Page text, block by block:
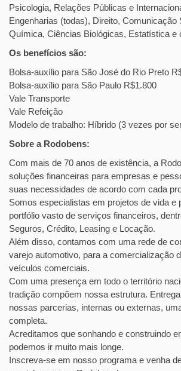
Psicologia, Relações Públicas e
Engenharias (todas), Direito, Comunicação
Química, Ciências Biológicas, Estatística e
Os benefícios são:
Bolsa-auxílio para São José do Rio Preto
Bolsa-auxílio para São Paulo R$1.800
Vale Transporte
Vale Refeição
Modelo de trabalho: Híbrido (3 vezes por
Sobre a Rodobens:
Com mais de 70 anos de existência, a
soluções financeiras para empresas e
suas necessidades de acordo com cada
Somos especialistas em projetos de vida e
portfólio vasto de serviços financeiros,
Seguros, Crédito, Leasing e Locação.
Além disso, contamos com uma rede de
varejo automotivo, para a comercialização
veículos comerciais.
Com uma presença em todo o território
tradição compõem nossa estrutura.
nossas parcerias, internas ou externas,
completa.
Acreditamos que sonhando e construindo
podemos ir muito mais longe.
Inscreva-se em nosso programa e venha